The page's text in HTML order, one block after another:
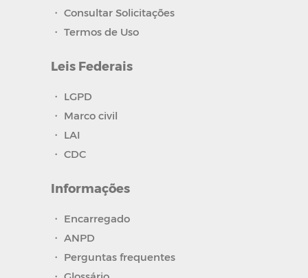
・ Consultar Solicitações
・ Termos de Uso
Leis Federais
・ LGPD
・ Marco civil
・ LAI
・ CDC
Informações
・ Encarregado
・ ANPD
・ Perguntas frequentes